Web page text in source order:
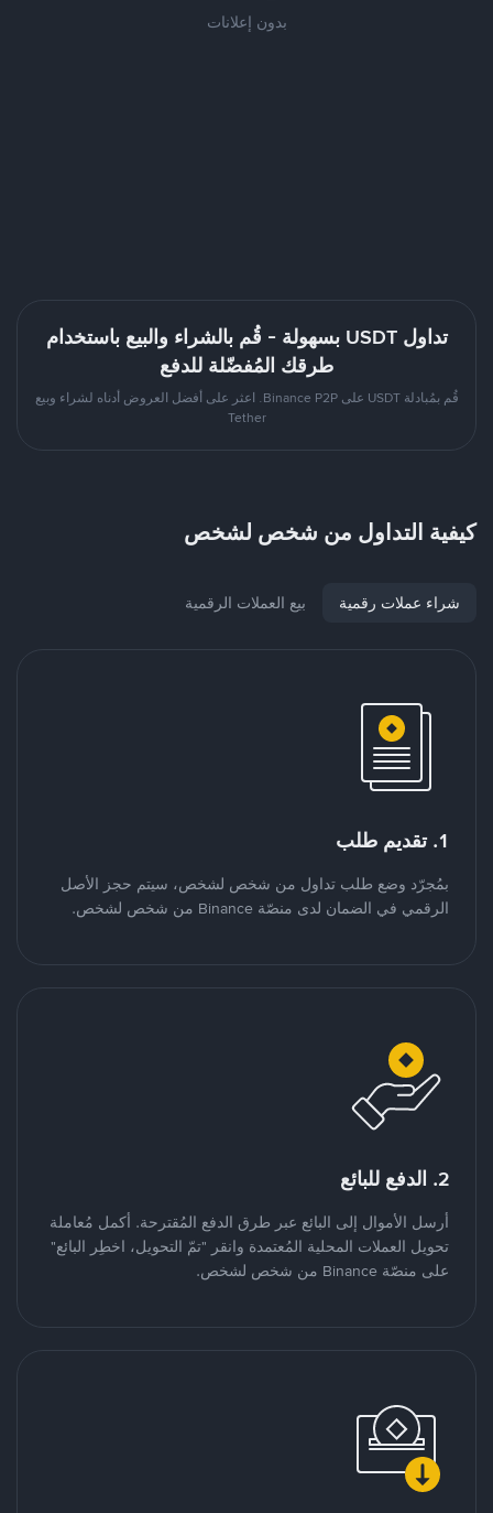
بدون إعلانات
تداول USDT بسهولة - قُم بالشراء والبيع باستخدام
طرقك المُفضّلة للدفع
قُم بمُبادلة USDT على Binance P2P. اعثر على أفضل العروض أدناه لشراء وبيع
Tether
كيفية التداول من شخص لشخص
شراء عملات رقمية بيع العملات الرقمية
1. تقديم طلب
بمُجرّد وضع طلب تداول من شخص لشخص، سيتم حجز الأصل
الرقمي في الضمان لدى منصّة Binance من شخص لشخص.
2. الدفع للبائع
أرسل الأموال إلى البائع عبر طرق الدفع المُقترحة. أكمل مُعاملة
تحويل العملات المحلية المُعتمدة وانقر "تمّ التحويل، اخطِر البائع"
على منصّة Binance من شخص لشخص.